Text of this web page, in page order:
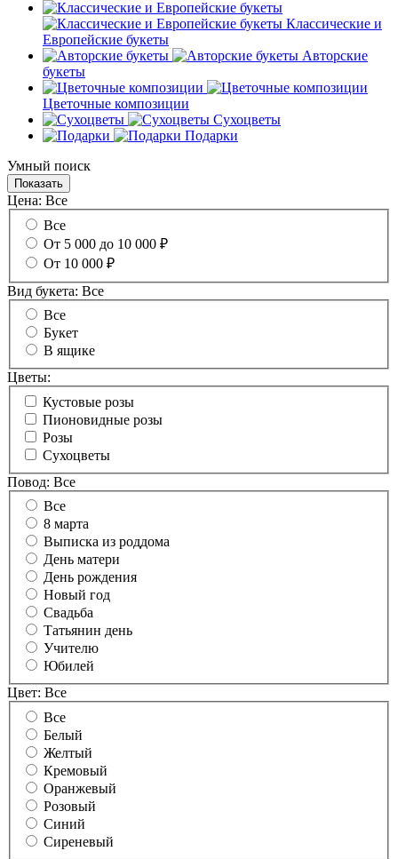
Классические и
Европейские букеты
Авторские
букеты
Цветочные композиции
Сухоцветы
Подарки
Умный поиск
Цена: Все
Все
От 5 000 до 10 000 ₽
От 10 000 ₽
Вид букета: Все
Все
Букет
В ящике
Цветы:
Кустовые розы
Пионовидные розы
Розы
Сухоцветы
Повод: Все
Все
8 марта
Выписка из роддома
День матери
День рождения
Новый год
Свадьба
Татьянин день
Учителю
Юбилей
Цвет: Все
Все
Белый
Желтый
Кремовый
Оранжевый
Розовый
Синий
Сиреневый